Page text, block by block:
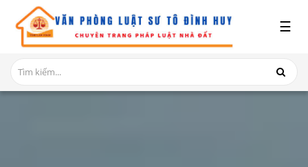
GIỚI
THIỆU
DỊCH
☰